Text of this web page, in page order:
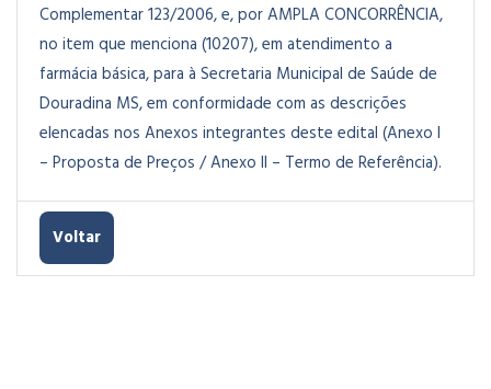
Complementar 123/2006, e, por AMPLA CONCORRÊNCIA,
no item que menciona (10207), em atendimento a
farmácia básica, para à Secretaria Municipal de Saúde de
Douradina MS, em conformidade com as descrições
elencadas nos Anexos integrantes deste edital (Anexo I
– Proposta de Preços / Anexo II – Termo de Referência).
Voltar